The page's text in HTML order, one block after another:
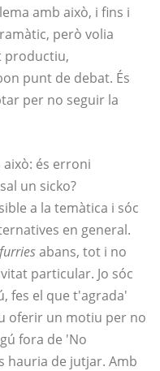
amb això, i fins i
però volia
productiu,
punt de debat. És
per no seguir la
això: és erroni
un sicko?
a la temàtica i sóc
en general.
furriesabans, tot i no
particular. Jo sóc
fes el que t'agrada'
oferir un motiu per no
fora de 'No
hauria de jutjar. Amb